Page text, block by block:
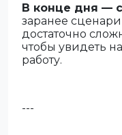
В конце дня —
заранее
достаточно
чтобы увидеть
работу.
---